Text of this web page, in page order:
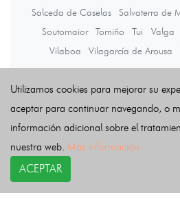
Salceda de Caselas
Salvaterra de
Soutomaior
Tomiño Tui Valga
Vilaboa
Vilagarcía de Arousa
Utilizamos cookies para mejorar su
aceptar para continuar navegando, o
información adicional sobre el
nuestra web. Más información
ACEPTAR